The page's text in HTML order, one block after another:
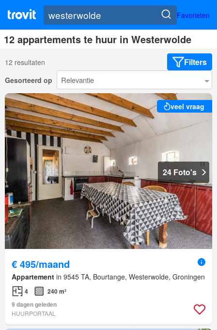
Favorieten
12 appartements te huur in Westerwolde
12 resultaten Filters
Gesorteerd op
veel vraag
24 Foto's
€ 495/maand
Appartement in 9545 TA, Bourtange, Westerwolde, Groningen
4
240 m²
9 dagen geleden
HUURPORTAAL